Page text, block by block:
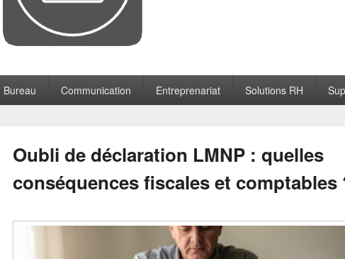
Bureau Communication Entreprenariat Solutions RH
Oubli de déclaration LMNP : quelles
conséquences fiscales et comptables